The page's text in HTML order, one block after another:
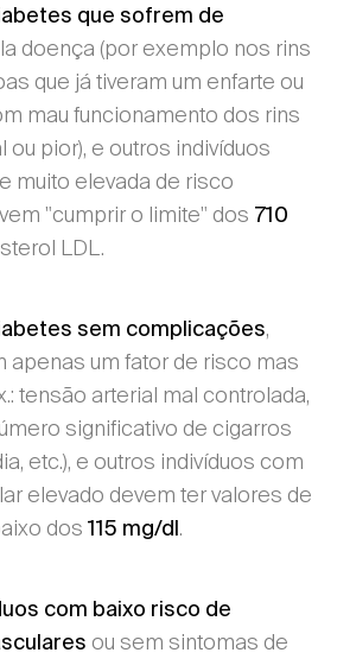
que sofrem de
doença (por exemplo nos rins
que já tiveram um enfarte ou
mau funcionamento dos rins
ou pior), e outros indivíduos
muito elevada de risco
"cumprir o limite" dos 710
LDL.
sem complicações,
apenas um fator de risco mas
tensão arterial mal controlada,
significativo de cigarros
etc.), e outros indivíduos com
elevado devem ter valores de
dos 115 mg/dl.
com baixo risco de
ou sem sintomas de